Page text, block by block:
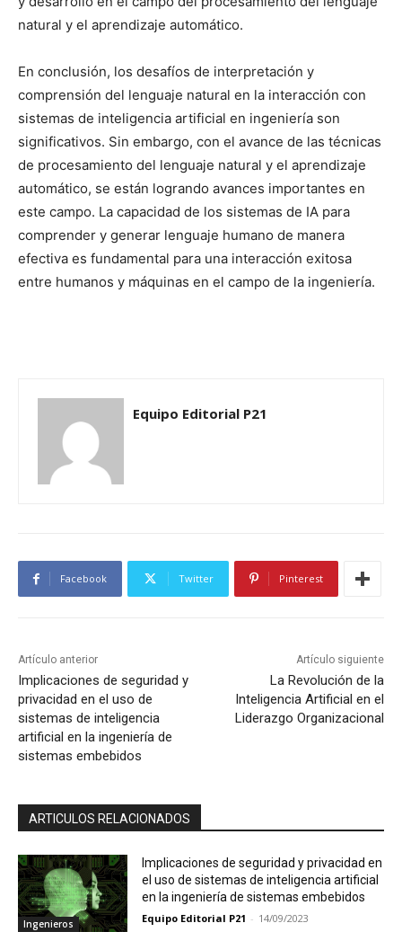
natural y el aprendizaje automático.
En conclusión, los desafíos de interpretación y
comprensión del lenguaje natural en la interacción con
sistemas de inteligencia artificial en ingeniería son
significativos. Sin embargo, con el avance de las técnicas
de procesamiento del lenguaje natural y el aprendizaje
automático, se están logrando avances importantes en
este campo. La capacidad de los sistemas de IA para
comprender y generar lenguaje humano de manera
efectiva es fundamental para una interacción exitosa
entre humanos y máquinas en el campo de la ingeniería.
Equipo Editorial P21
Facebook Twitter Pinterest
Artículo anterior
Implicaciones de seguridad y
privacidad en el uso de
sistemas de inteligencia
artificial en la ingeniería de
sistemas embebidos
Artículo siguiente
La Revolución de la
Inteligencia Artificial en el
Liderazgo Organizacional
ARTICULOS RELACIONADOS
Ingenieros
Implicaciones de seguridad y privacidad en
el uso de sistemas de inteligencia artificial
en la ingeniería de sistemas embebidos
Equipo Editorial P21 - 14/09/2023